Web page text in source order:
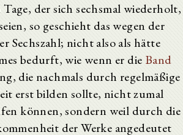
der sich sechsmal wiederholt,
so geschieht das wegen der
Sechszahl; nicht also als hätte
bedurft, wie wenn er die Band
die nachmals durch regelmäßige
erst bilden sollte, nicht zumal
können, sondern weil durch die
der Werke angedeutet